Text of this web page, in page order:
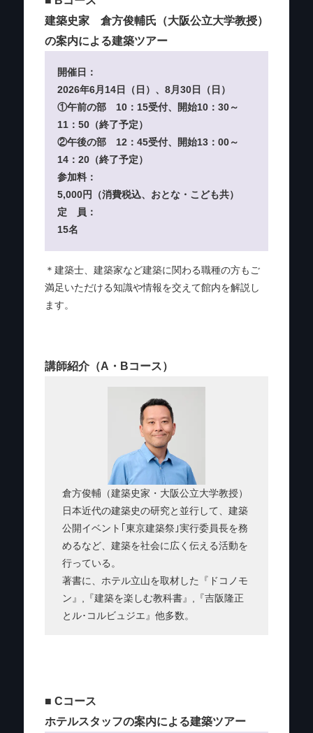
建築史家 倉方俊輔氏（大阪公立大学教授）
の案内による建築ツアー
開催日：
2026年6月14日（日）、8月30日（日）
①午前の部 10：15受付、開始10：30～
11：50（終了予定）
②午後の部 12：45受付、開始13：00～
14：20（終了予定）
参加料：
5,000円（消費税込、おとな・こども共）
定 員：
15名
＊建築士、建築家など建築に関わる職種の方もご
満足いただける知識や情報を交えて館内を解説し
ます。
講師紹介（A・Bコース）
倉方俊輔（建築史家・大阪公立大学教授）
日本近代の建築史の研究と並行して、建築
公開イベント｢東京建築祭｣実行委員長を務
めるなど、建築を社会に広く伝える活動を
行っている。
著書に、ホテル立山を取材した『ドコノモ
ン』,『建築を楽しむ教科書』,『吉阪隆正
とル･コルビュジエ』他多数。
■ Cコース
ホテルスタッフの案内による建築ツアー